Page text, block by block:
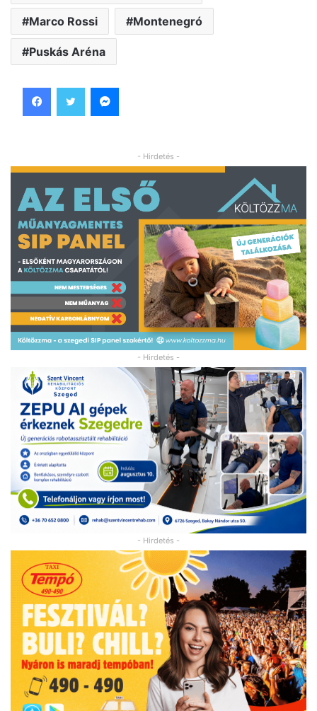
Marco Rossi Montenegró
Puskás Aréna
- Hirdetés -
- Hirdetés -
- Hirdetés -